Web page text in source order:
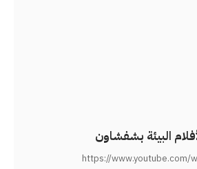
البيئة بشفشاون
https://www.youtube.com/